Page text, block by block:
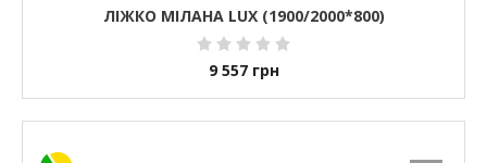
ЛІЖКО МІЛАНА LUX (1900/2000*800)
9 557 грн